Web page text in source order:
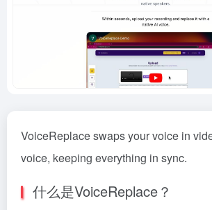
VoiceReplace swaps your voice in
voice, keeping everything in sync.
什么是VoiceReplace？